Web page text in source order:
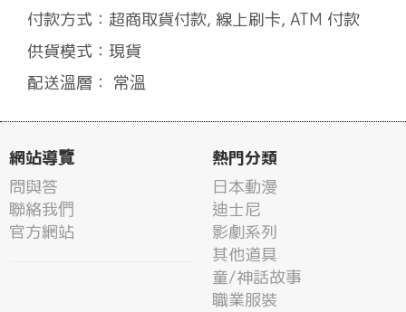
付款方式：超商取貨付款, 線上刷卡, ATM 付款
供貨模式：現貨
配送溫層： 常溫
網站導覽
問與答
聯絡我們
官方網站
熱門分類
日本動漫
迪士尼
影劇系列
其他道具
童/神話故事
職業服裝